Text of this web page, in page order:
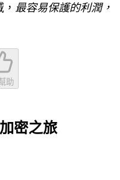
最容易保護的利潤，
助
密之旅